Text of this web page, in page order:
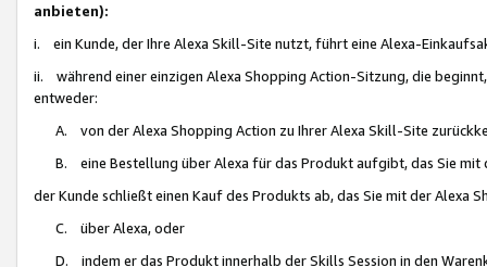
anbieten):
i. ein Kunde, der Ihre Alexa Skill-Site nutzt, führt eine Alexa-
ii. während einer einzigen Alexa Shopping Action-Sitzung, die
entweder:
A. von der Alexa Shopping Action zu Ihrer Alexa Skill-Site
B. eine Bestellung über Alexa für das Produkt aufgibt, das Sie mit
der Kunde schließt einen Kauf des Produkts ab, das Sie mit der Alexa
C. über Alexa, oder
D. indem er das Produkt innerhalb der Skills Session in den